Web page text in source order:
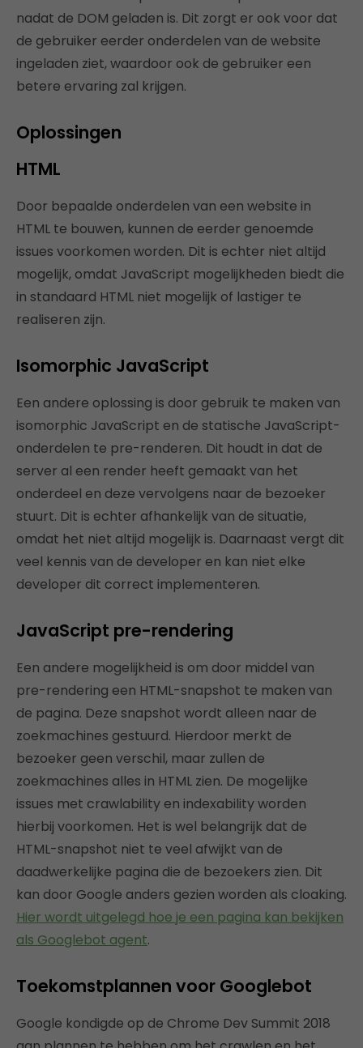
nadat de DOM geladen is. Dit zorgt er ook voor dat
de gebruiker eerder onderdelen van de website
ingeladen ziet, waardoor ook de gebruiker een
betere ervaring zal krijgen.
Oplossingen
HTML
Door bepaalde onderdelen van een website in
HTML te bouwen, kunnen de eerder genoemde
issues voorkomen worden. Dit is echter niet altijd
mogelijk, omdat JavaScript mogelijkheden biedt die
in standaard HTML niet mogelijk of lastiger te
realiseren zijn.
Isomorphic JavaScript
Een andere oplossing is door gebruik te maken van
isomorphic JavaScript en de statische JavaScript-
onderdelen te pre-renderen. Dit houdt in dat de
server al een render heeft gemaakt van het
onderdeel en deze vervolgens naar de bezoeker
stuurt. Dit is echter afhankelijk van de situatie,
omdat het niet altijd mogelijk is. Daarnaast vergt dit
veel kennis van de developer en kan niet elke
developer dit correct implementeren.
JavaScript pre-rendering
Een andere mogelijkheid is om door middel van
pre-rendering een HTML-snapshot te maken van
de pagina. Deze snapshot wordt alleen naar de
zoekmachines gestuurd. Hierdoor merkt de
bezoeker geen verschil, maar zullen de
zoekmachines alles in HTML zien. De mogelijke
issues met crawlability en indexability worden
hierbij voorkomen. Het is wel belangrijk dat de
HTML-snapshot niet te veel afwijkt van de
daadwerkelijke pagina die de bezoekers zien. Dit
kan door Google anders gezien worden als cloaking.
Hier wordt uitgelegd hoe je een pagina kan bekijken
als Googlebot agent.
Toekomstplannen voor Googlebot
Google kondigde op de Chrome Dev Summit 2018